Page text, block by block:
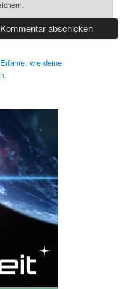
Erfahre, wie deine